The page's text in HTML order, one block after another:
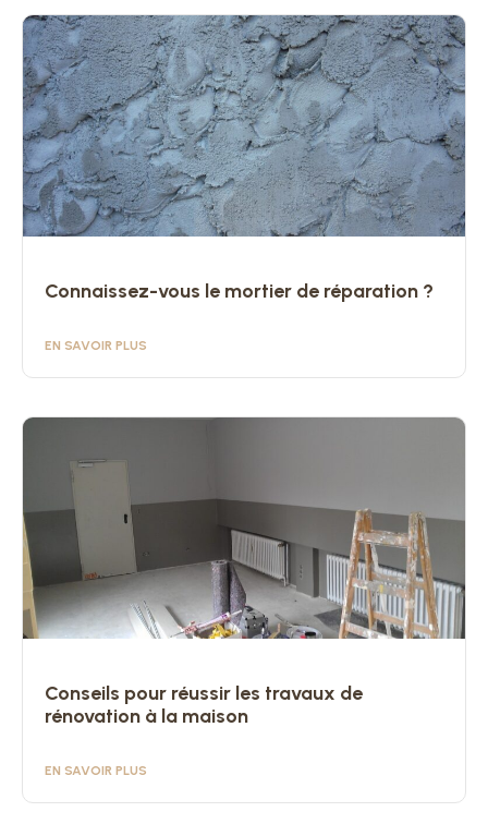
Connaissez-vous le mortier de réparation ?
EN SAVOIR PLUS
Conseils pour réussir les travaux de
rénovation à la maison
EN SAVOIR PLUS